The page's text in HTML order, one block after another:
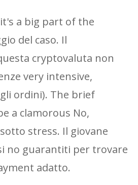
a big part of the
del caso. Il
cryptovaluta non
very intensive,
ordini). The brief
a clamorous No,
stress. Il giovane
no guarantiti per trovare
adatto.